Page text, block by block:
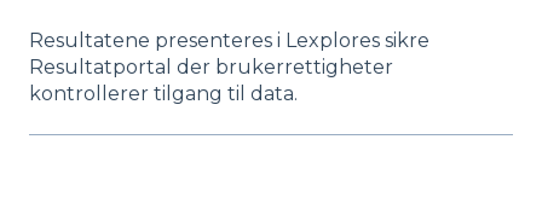
Resultatene presenteres i Lexplores sikre
Resultatportal der brukerrettigheter
kontrollerer tilgang til data.